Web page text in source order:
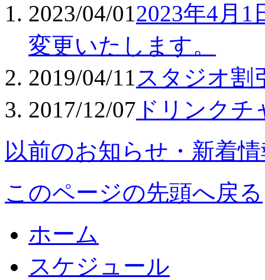
2023/04/012023年4月
変更いたします。
2019/04/11 スタジオ割
2017/12/07 ドリンク
以前のお知らせ・新着
このページの先頭へ戻る
ホーム
スケジュール